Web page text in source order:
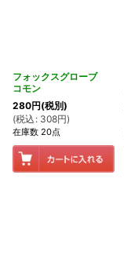
フォックスグローブ
コモン
280円(税別)
(税込 : 308円)
在庫数 20点